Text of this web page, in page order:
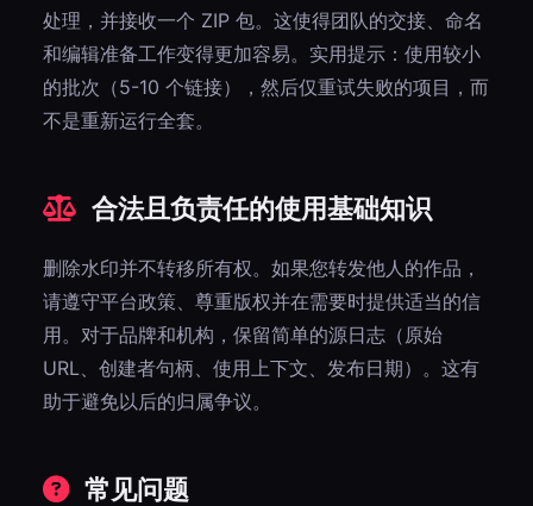
处理，并接收一个 ZIP 包。这使得团队的交接、命名
和编辑准备工作变得更加容易。实用提示：使用较小
的批次（5-10 个链接），然后仅重试失败的项目，而
不是重新运行全套。
合法且负责任的使用基础知识
删除水印并不转移所有权。如果您转发他人的作品，
请遵守平台政策、尊重版权并在需要时提供适当的信
用。对于品牌和机构，保留简单的源日志（原始
URL、创建者句柄、使用上下文、发布日期）。这有
助于避免以后的归属争议。
常见问题